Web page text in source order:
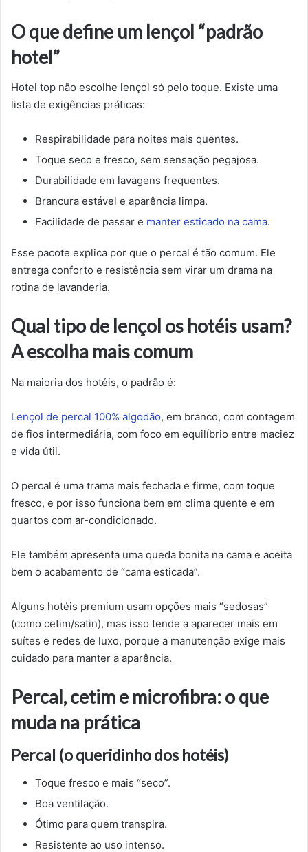
O que define um lençol “padrão
hotel”
Hotel top não escolhe lençol só pelo toque. Existe uma
lista de exigências práticas:
Respirabilidade para noites mais quentes.
Toque seco e fresco, sem sensação pegajosa.
Durabilidade em lavagens frequentes.
Brancura estável e aparência limpa.
Facilidade de passar e manter esticado na cama.
Esse pacote explica por que o percal é tão comum. Ele
entrega conforto e resistência sem virar um drama na
rotina de lavanderia.
Qual tipo de lençol os hotéis usam?
A escolha mais comum
Na maioria dos hotéis, o padrão é:
Lençol de percal 100% algodão, em branco, com contagem
de fios intermediária, com foco em equilíbrio entre maciez
e vida útil.
O percal é uma trama mais fechada e firme, com toque
fresco, e por isso funciona bem em clima quente e em
quartos com ar-condicionado.
Ele também apresenta uma queda bonita na cama e aceita
bem o acabamento de “cama esticada”.
Alguns hotéis premium usam opções mais “sedosas”
(como cetim/satin), mas isso tende a aparecer mais em
suítes e redes de luxo, porque a manutenção exige mais
cuidado para manter a aparência.
Percal, cetim e microfibra: o que
muda na prática
Percal (o queridinho dos hotéis)
Toque fresco e mais “seco”.
Boa ventilação.
Ótimo para quem transpira.
Resistente ao uso intenso.